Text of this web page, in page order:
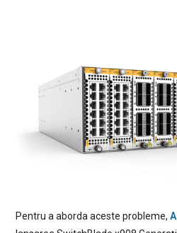
Pentru a aborda aceste probleme,